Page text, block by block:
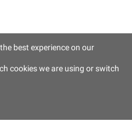
best experience on our
cookies we are using or switch